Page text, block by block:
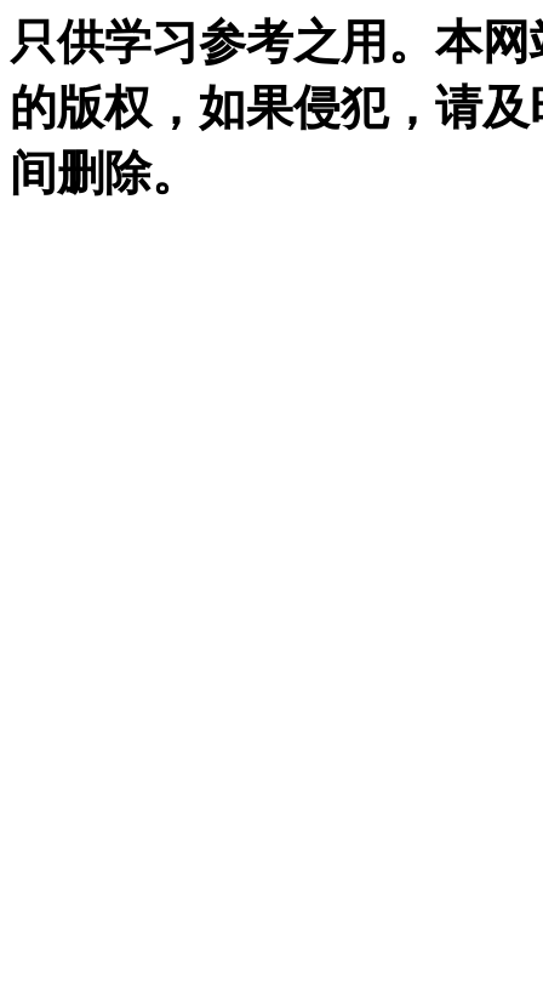
只供学习参考之用。本
的版权，如果侵犯，请
间删除。